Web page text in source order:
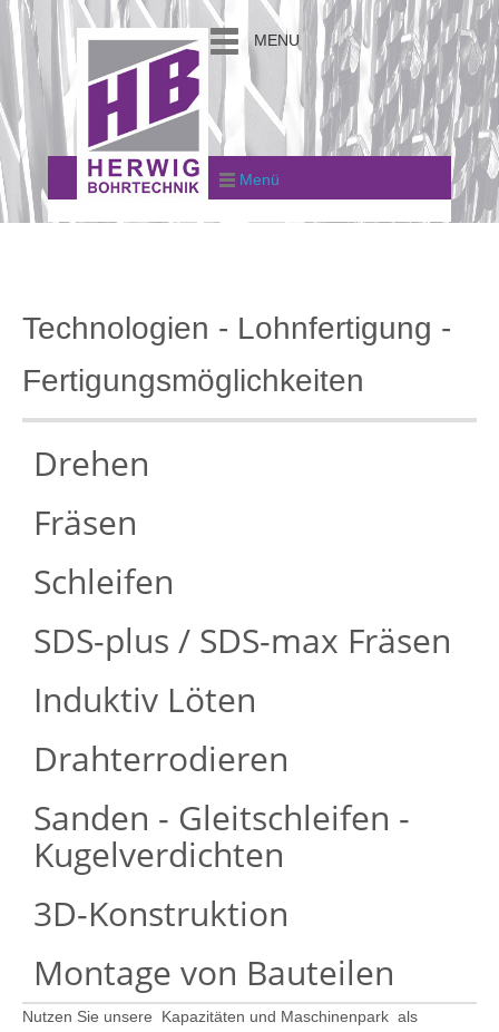
MENU
Menü
Technologien - Lohnfertigung -
Fertigungsmöglichkeiten
Drehen
Fräsen
Schleifen
SDS-plus / SDS-max Fräsen
Induktiv Löten
Drahterrodieren
Sanden - Gleitschleifen -
Kugelverdichten
3D-Konstruktion
Montage von Bauteilen
Nutzen Sie unsere Kapazitäten und Maschinenpark als